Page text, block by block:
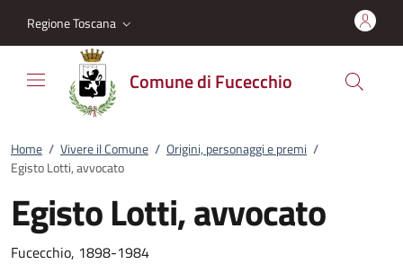
Regione Toscana
Comune di Fucecchio
Home / Vivere il Comune / Origini, personaggi e premi /
Egisto Lotti, avvocato
Egisto Lotti, avvocato
Fucecchio, 1898-1984